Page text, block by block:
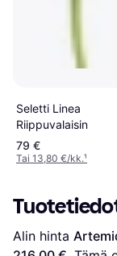
Seletti Linea
Riippuvalaisin
79 €
Tai 13,80 €/kk.¹
Alin hinta